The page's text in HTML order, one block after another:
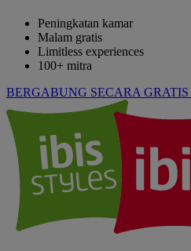
Peningkatan kamar
Malam gratis
Limitless experiences
100+ mitra
BERGABUNG SECARA GRATIS